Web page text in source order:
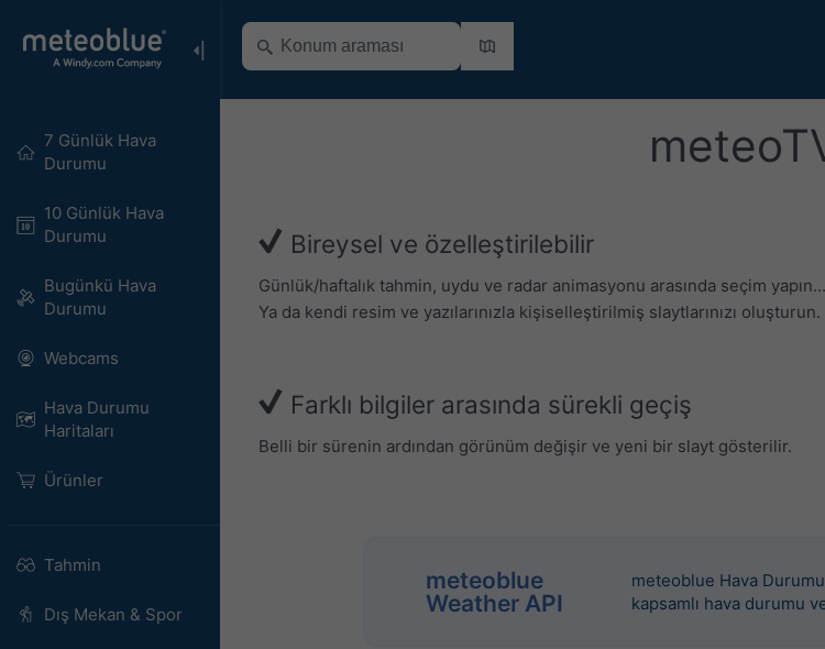
7 Günlük Hava
Durumu
10 Günlük Hava
Durumu
Bugünkü Hava
Durumu
Webcams
Hava Durumu
Haritaları​
Ürünler
Tahmin
Dış Mekan & Spor
Bireysel ve özelleştirilebilir
Günlük/haftalık tahmin, uydu ve radar animasyonu arasında seçim yapın...
Ya da kendi resim ve yazılarınızla kişiselleştirilmiş slaytlarınızı oluşturun.
Farklı bilgiler arasında sürekli geçiş
Belli bir sürenin ardından görünüm değişir ve yeni bir slayt gösterilir.
meteoblue
Weather API
meteoblue Hava
kapsamlı hava durumu